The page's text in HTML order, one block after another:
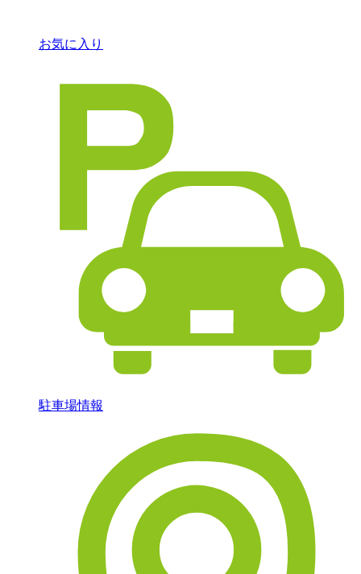
お気に入り
駐車場情報